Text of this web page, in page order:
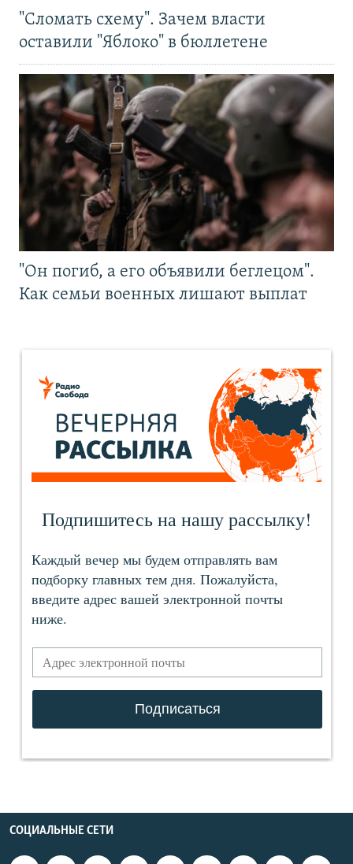
"Сломать схему". Зачем власти
оставили "Яблоко" в бюллетене
"Он погиб, а его объявили беглецом".
Как семьи военных лишают выплат
СОЦИАЛЬНЫЕ СЕТИ